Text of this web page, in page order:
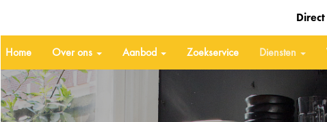
Home Over ons Aanbod Zoekservice Diensten